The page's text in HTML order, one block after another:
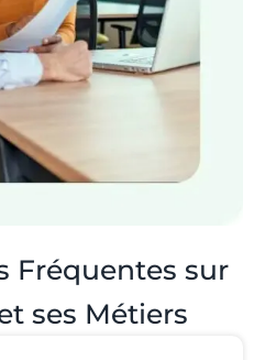
Fréquentes sur
ses Métiers